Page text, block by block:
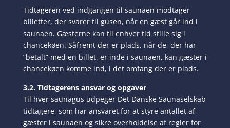
Tidtageren ved indgangen til saunaen modtager
billetter, der svarer til gusen, når en gæst går ind i
saunaen. Gæsterne kan til enhver tid stille sig i
chancekøen. Såfremt der er plads, når de, der har
”betalt” med en billet, er inde i saunaen, kan gæster i
chancekøen komme ind, i det omfang der er plads.
3.2. Tidtagerens ansvar og opgaver
Til hver saunagus udpeger Det Danske Saunaselskab
tidtagere, som har ansvaret for at styre antallet af
gæster i saunaen og sikre overholdelse af regler for